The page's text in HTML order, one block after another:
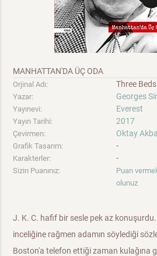
MANHATTAN'DA ÜÇ ODA
Orjinal Adı: Three
Yazar: Georges
Yayınevi: Everest
Yayın Tarihi: 2017
Çevirmen: Oktay Akbal
Grafik Tasarım: -
Karakterler: -
Sizin Puanınız:
Puan
olunuz
J. K. C. hafif bir sesle pek az konuşurdu.
inceliğine rağmen adamın söylediği
Boston'a telefon ettiği zaman kulağına